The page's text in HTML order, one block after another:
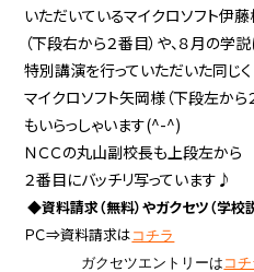
いただいているマイクロソフト伊
（下段右から２番目）や、８月の学
特別講演を行っていただいた同じく
マイクロソフト矢岡様（下段左から
もいらっしゃいます(^-^)
ＮＣＣの丸山副校長も上段左から
２番目にバッチリ写っています♪
◆資料請求（無料）やガクセツ（学校
ＰＣ⇒資料請求は コチラ
ガクセツエントリーは コチ